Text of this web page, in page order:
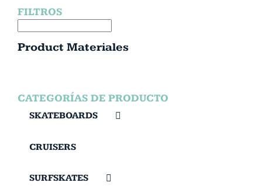
FILTROS
Product Materiales
CATEGORÍAS DE PRODUCTO
SKATEBOARDS
CRUISERS
SURFSKATES